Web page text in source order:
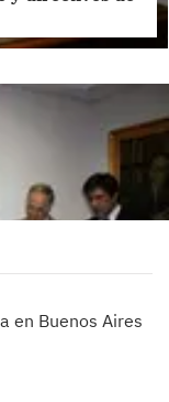
en Buenos Aires